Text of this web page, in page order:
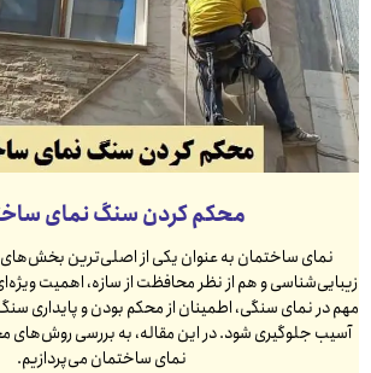
محکم کردن سنگ نمای
نمای ساختمان به عنوان یکی از اصلی‌ترین
زیبایی‌شناسی و هم از نظر محافظت از سازه، اهمیت
مهم در نمای سنگی، اطمینان از محکم بودن و پایداری
آسیب جلوگیری شود. در این مقاله، به بررسی
نمای ساختمان می‌پردازیم.